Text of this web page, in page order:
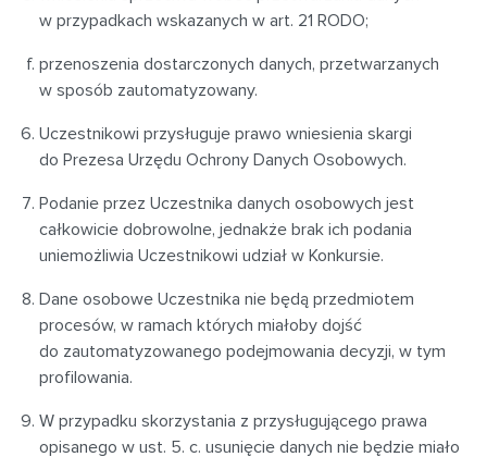
w przypadkach wskazanych w art. 21 RODO;
przenoszenia dostarczonych danych, przetwarzanych
w sposób zautomatyzowany.
Uczestnikowi przysługuje prawo wniesienia skargi
do Prezesa Urzędu Ochrony Danych Osobowych.
Podanie przez Uczestnika danych osobowych jest
całkowicie dobrowolne, jednakże brak ich podania
uniemożliwia Uczestnikowi udział w Konkursie.
Dane osobowe Uczestnika nie będą przedmiotem
procesów, w ramach których miałoby dojść
do zautomatyzowanego podejmowania decyzji, w tym
profilowania.
W przypadku skorzystania z przysługującego prawa
opisanego w ust. 5. c. usunięcie danych nie będzie miało